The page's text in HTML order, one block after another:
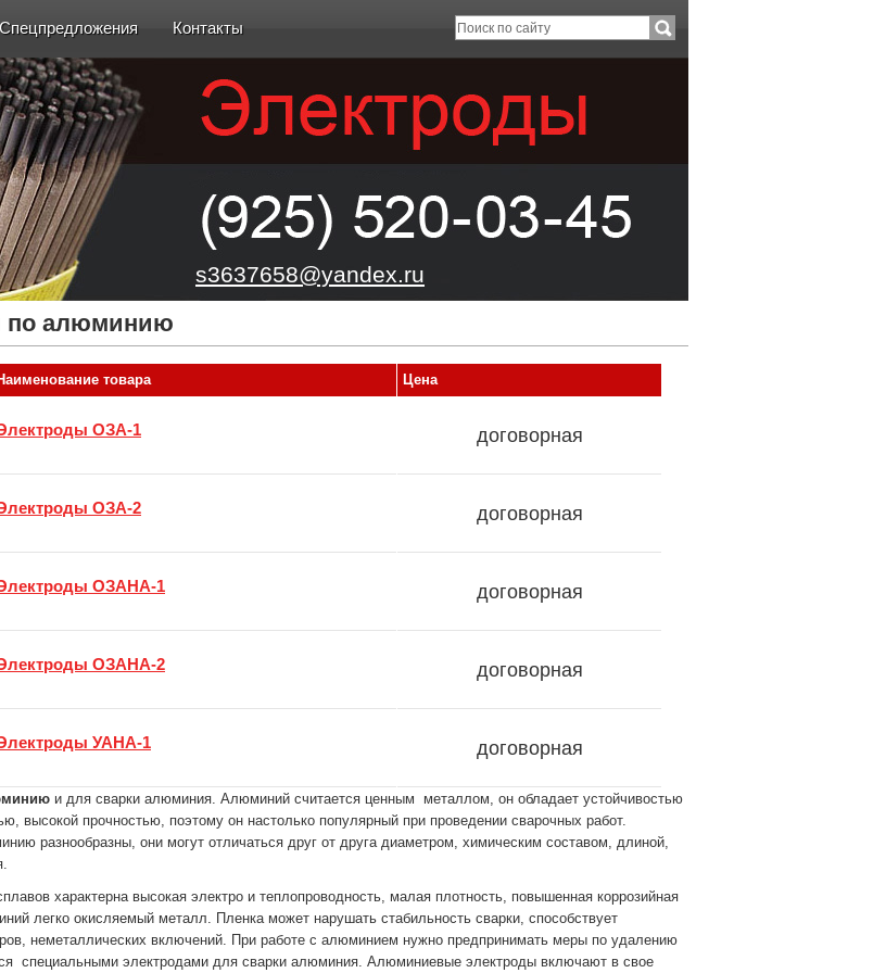
Спецпредложения Контакты
s3637658@yandex.ru
по алюминию
товара Цена
ОЗА-1 договорная
ОЗА-2 договорная
ОЗАНА-1 договорная
ОЗАНА-2 договорная
УАНА-1 договорная
и для сварки алюминия. Алюминий считается ценным металлом, он обладает устойчивостью
высокой прочностью, поэтому он настолько популярный при проведении сварочных работ.
разнообразны, они могут отличаться друг от друга диаметром, химическим составом, длиной,
характерна высокая электро и теплопроводность, малая плотность, повышенная коррозийная
легко окисляемый металл. Пленка может нарушать стабильность сварки, способствует
неметаллических включений. При работе с алюминием нужно предпринимать меры по удалению
специальными электродами для сварки алюминия. Алюминиевые электроды включают в свое